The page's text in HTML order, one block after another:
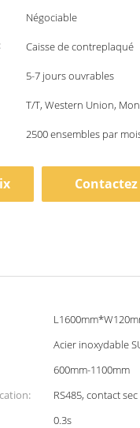
Négociable
Caisse de contreplaqué
5-7 jours ouvrables
T/T, Western Union,
2500 ensembles par
Contactez
Acier inoxydable
600mm-1100mm
RS485, contact sec
0.3s